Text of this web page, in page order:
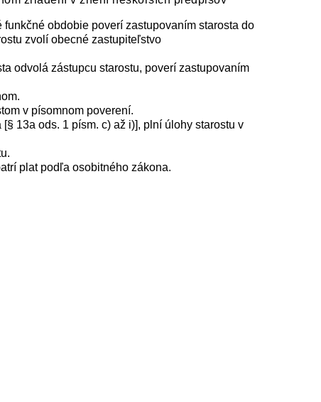
obdobie poverí zastupovaním starosta do
zvolí obecné zastupiteľstvo
odvolá zástupcu starostu, poverí zastupovaním
v písomnom poverení.
13a ods. 1 písm. c) až i)], plní úlohy starostu v
plat podľa osobitného zákona.